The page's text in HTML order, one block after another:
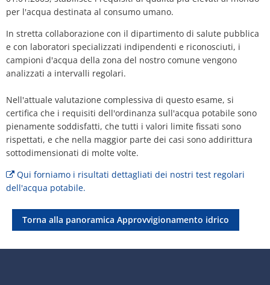
Piano d'azione sul rumore
Ambiente
Misure di ammodernamento/
Pianificazione termica comunale
Progetti
Ruessingen
Weitersweiler
Zellertal
per l'acqua destinata al consumo umano.
In stretta collaborazione con il dipartimento di salute pubblica
e con laboratori specializzati indipendenti e riconosciuti, i
campioni d'acqua della zona del nostro comune vengono
analizzati a intervalli regolari.
Nell'attuale valutazione complessiva di questo esame, si
certifica che i requisiti dell'ordinanza sull'acqua potabile sono
pienamente soddisfatti, che tutti i valori limite fissati sono
rispettati, e che nella maggior parte dei casi sono addirittura
sottodimensionati di molte volte.
Qui forniamo i risultati dettagliati dei nostri test regolari
dell'acqua potabile.
Torna alla panoramica Approvvigionamento idrico